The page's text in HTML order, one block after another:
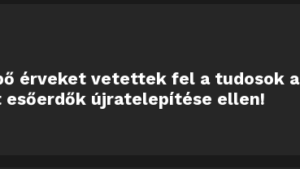
érveket vetettek fel a tudosok a
újratelepítése ellen!